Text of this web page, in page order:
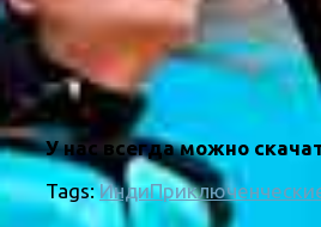
У нас всегда можно
Tags: Инди